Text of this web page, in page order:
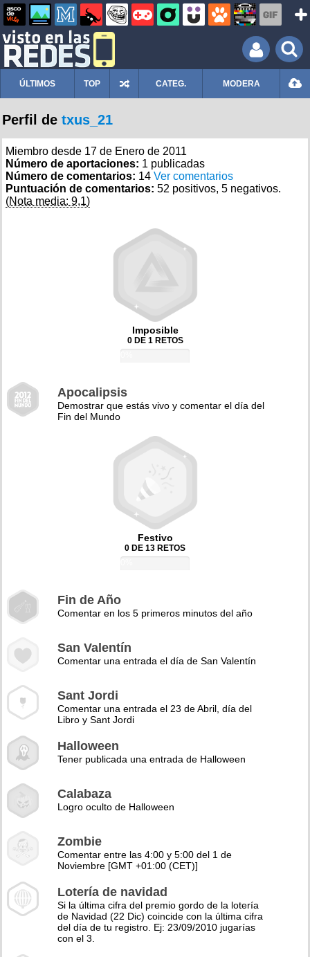
ÚLTIMOS TOP CATEG. MODERA
Perfil de txus_21
Miembro desde 17 de Enero de 2011
Número de aportaciones: 1 publicadas
Número de comentarios: 14 Ver comentarios
Puntuación de comentarios: 52 positivos, 5 negativos.
(Nota media: 9,1)
Imposible
0 DE 1 RETOS
Apocalipsis
Demostrar que estás vivo y comentar el día del
Fin del Mundo
Festivo
0 DE 13 RETOS
Fin de Año
Comentar en los 5 primeros minutos del año
San Valentín
Comentar una entrada el día de San Valentín
Sant Jordi
Comentar una entrada el 23 de Abril, día del
Libro y Sant Jordi
Halloween
Tener publicada una entrada de Halloween
Calabaza
Logro oculto de Halloween
Zombie
Comentar entre las 4:00 y 5:00 del 1 de
Noviembre [GMT +01:00 (CET)]
Lotería de navidad
Si la última cifra del premio gordo de la lotería
de Navidad (22 Dic) coincide con la última cifra
del día de tu registro. Ej: 23/09/2010 jugarías
con el 3.